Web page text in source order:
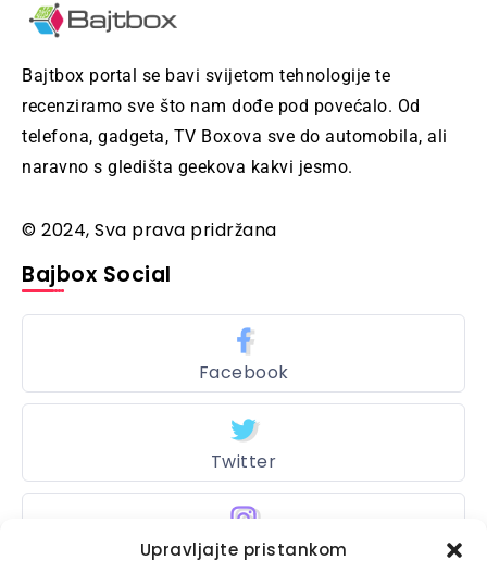
Upravljajte pristankom
Bajtbox portal se bavi svijetom tehnologije te
recenziramo sve što nam dođe pod povećalo. Od
telefona, gadgeta, TV Boxova sve do automobila, ali
naravno s gledišta geekova kakvi jesmo.
© 2024, Sva prava pridržana
Bajbox Social
Facebook
Twitter
Instagram